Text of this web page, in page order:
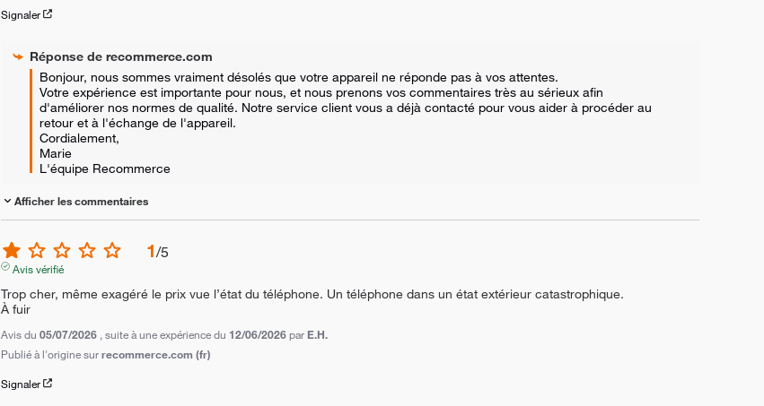
Signaler
Réponse derecommerce.com
Bonjour, nous sommes vraiment désolés que votre appareil ne réponde pas à vos attentes.
Votre expérience est importante pour nous, et nous prenons vos commentaires très au sérieux afin
d'améliorer nos normes de qualité. Notre service client vous a déjà contacté pour vous aider à procéder au
retour et à l'échange de l'appareil.
Cordialement,
Marie
L'équipe Recommerce
Afficher les commentaires
1/5
Avis vérifié
Trop cher, même exagéré le prix vue l’état du téléphone. Un téléphone dans un état extérieur catastrophique.
À fuir
Avis du05/07/2026 , suite à une expérience du 12/06/2026 par E.H.
Publié à l'origine surrecommerce.com (fr)
Signaler